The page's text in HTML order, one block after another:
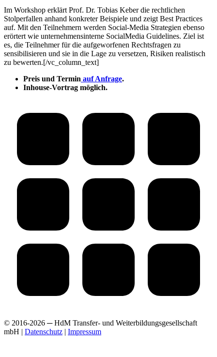
Im Workshop erklärt Prof. Dr. Tobias Keber die rechtlichen
Stolperfallen anhand konkreter Beispiele und zeigt Best Practices
auf. Mit den Teilnehmern werden Social-Media Strategien ebenso
erörtert wie unternehmensinterne SocialMedia Guidelines. Ziel ist
es, die Teilnehmer für die aufgeworfenen Rechtsfragen zu
sensibilisieren und sie in die Lage zu versetzen, Risiken realistisch
zu bewerten.[/vc_column_text]
Preis und Termin auf Anfrage.
Inhouse-Vortrag möglich.
navigation
© 2016-2026 ─ HdM Transfer- und Weiterbildungsgesellschaft
mbH | Datenschutz | Impressum